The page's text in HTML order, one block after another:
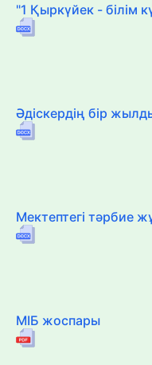
"1 Қыркүйек - білім
Әдіскердің бір
Мектептегі тәрбие
МІБ жоспары